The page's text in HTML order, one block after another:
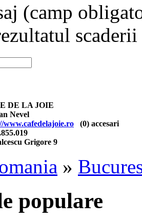
(camp
scaderii
DE LA JOIE
Nevel
www.cafedelajoie.ro (0) accesari
Grigore 9
»
populare